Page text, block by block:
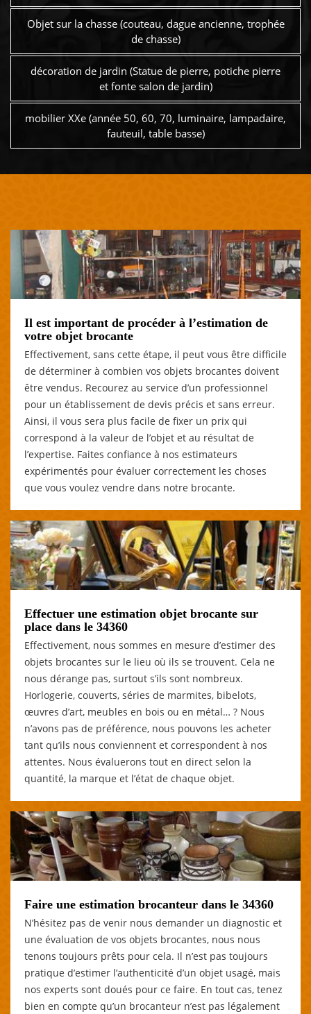
Objet sur la chasse (couteau, dague ancienne, trophée
de chasse)
décoration de jardin (Statue de pierre, potiche pierre
et fonte salon de jardin)
mobilier XXe (année 50, 60, 70, luminaire, lampadaire,
fauteuil, table basse)
Il est important de procéder à l’estimation de
votre objet brocante
Effectivement, sans cette étape, il peut vous être difficile
de déterminer à combien vos objets brocantes doivent
être vendus. Recourez au service d’un professionnel
pour un établissement de devis précis et sans erreur.
Ainsi, il vous sera plus facile de fixer un prix qui
correspond à la valeur de l’objet et au résultat de
l’expertise. Faites confiance à nos estimateurs
expérimentés pour évaluer correctement les choses
que vous voulez vendre dans notre brocante.
Effectuer une estimation objet brocante sur
place dans le 34360
Effectivement, nous sommes en mesure d’estimer des
objets brocantes sur le lieu où ils se trouvent. Cela ne
nous dérange pas, surtout s’ils sont nombreux.
Horlogerie, couverts, séries de marmites, bibelots,
œuvres d’art, meubles en bois ou en métal… ? Nous
n’avons pas de préférence, nous pouvons les acheter
tant qu’ils nous conviennent et correspondent à nos
attentes. Nous évaluerons tout en direct selon la
quantité, la marque et l’état de chaque objet.
Faire une estimation brocanteur dans le 34360
N’hésitez pas de venir nous demander un diagnostic et
une évaluation de vos objets brocantes, nous nous
tenons toujours prêts pour cela. Il n’est pas toujours
pratique d’estimer l’authenticité d’un objet usagé, mais
nos experts sont doués pour ce faire. En tout cas, tenez
bien en compte qu’un brocanteur n’est pas légalement